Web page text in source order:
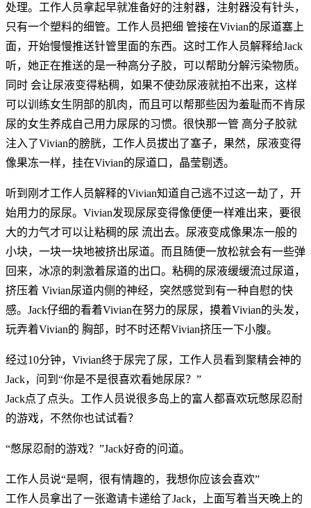
处理。工作人员拿起早就准备好的注射器，注射器没有针头，
只有一个塑料的细管。工作人员把细 管接在Vivian的尿道塞上
面，开始慢慢推送针管里面的东西。这时工作人员解释给Jack
听，她正在推送的是一种高分子胶，可以帮助分解污染物质。
同时 会让尿液变得粘稠，如果不使劲尿液就拍不出来，这样
可以训练女生阴部的肌肉，而且可以帮那些因为羞耻而不肯尿
尿的女生养成自己用力尿尿的习惯。很快那一管 高分子胶就
注入了Vivian的膀胱，工作人员拔出了塞子，果然，尿液变得
像果冻一样，挂在Vivian的尿道口，晶莹剔透。
听到刚才工作人员解释的Vivian知道自己逃不过这一劫了，开
始用力的尿尿。Vivian发现尿尿变得像便便一样难出来，要很
大的力气才可以让粘稠的尿 流出去。尿液变成像果冻一般的
小块，一块一块地被挤出尿道。而且随便一放松就会有一些弹
回来，冰凉的刺激着尿道的出口。粘稠的尿液缓缓流过尿道，
挤压着 Vivian尿道内侧的神经，突然感觉到有一种自慰的快
感。Jack仔细的看着Vivian在努力的尿尿，摸着Vivian的头发，
玩弄着Vivian的 胸部，时不时还帮Vivian挤压一下小腹。
经过10分钟，Vivian终于尿完了尿，工作人员看到聚精会神的
Jack，问到“你是不是很喜欢看她尿尿？”
Jack点了点头。工作人员说很多岛上的富人都喜欢玩憋尿忍耐
的游戏，不然你也试试看？
“憋尿忍耐的游戏？”Jack好奇的问道。
工作人员说“是啊，很有情趣的，我想你应该会喜欢”
工作人员拿出了一张邀请卡递给了Jack，上面写着当天晚上的